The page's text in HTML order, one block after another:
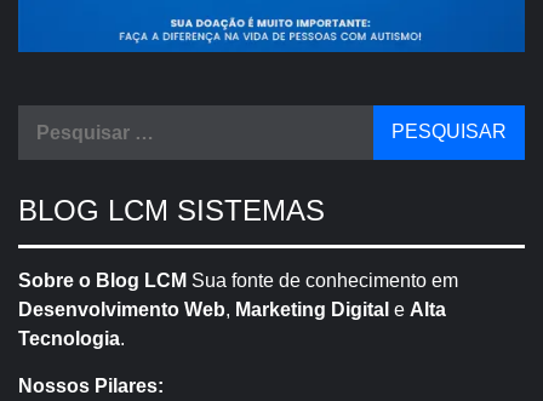
BLOG LCM SISTEMAS
Sobre o Blog LCM Sua fonte de conhecimento em
Desenvolvimento Web, Marketing Digital e Alta
Tecnologia.
Nossos Pilares: